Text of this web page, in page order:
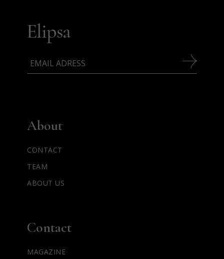
About
CONTACT
TEAM
ABOUT US
Contact
MAGAZINE